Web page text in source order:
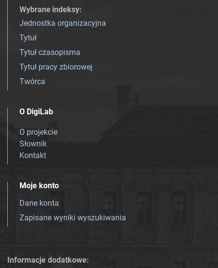
Wybrane indeksy:
Jednostka organizacyjna
Tytuł
Tytuł czasopisma
Tytuł pracy zbiorowej
Twórca
O DigiLab
O projekcie
Słownik
Kontakt
Moje konto
Dane konta
Zapisane wyniki wyszukiwania
Informacje dodatkowe: